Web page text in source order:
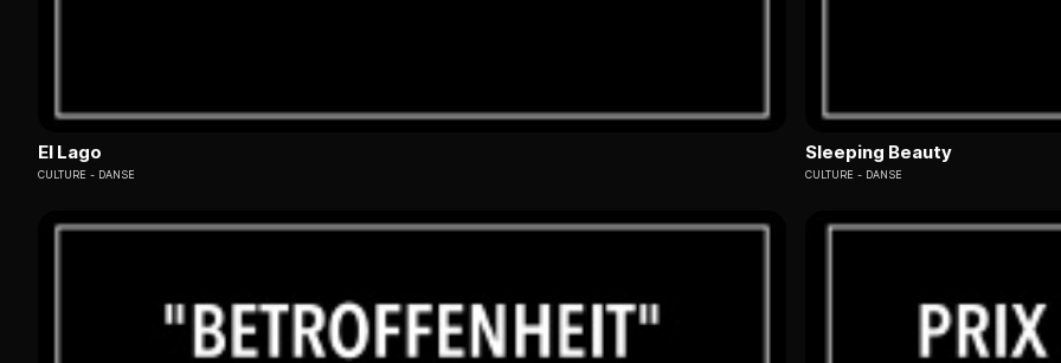
El Lago
CULTURE DANSE
Sleeping Beauty
CULTURE DANSE